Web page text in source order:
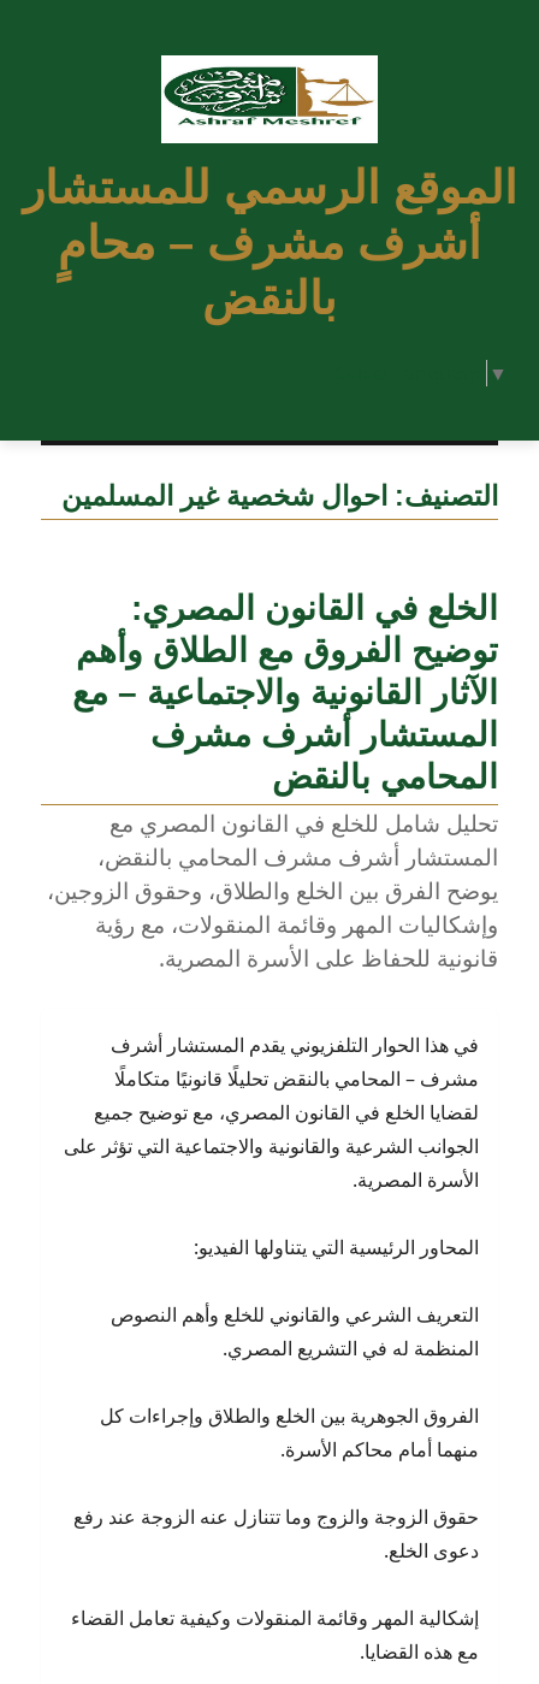
الموقع الرسمي للمستشار
أشرف مشرف – محامٍ
بالنقض
▼
التصنيف: احوال شخصية غير المسلمين
الخلع في القانون المصري:
توضيح الفروق مع الطلاق وأهم
الآثار القانونية والاجتماعية – مع
المستشار أشرف مشرف
المحامي بالنقض
تحليل شامل للخلع في القانون المصري مع
المستشار أشرف مشرف المحامي بالنقض،
يوضح الفرق بين الخلع والطلاق، وحقوق الزوجين،
وإشكاليات المهر وقائمة المنقولات، مع رؤية
قانونية للحفاظ على الأسرة المصرية.
في هذا الحوار التلفزيوني يقدم المستشار أشرف
مشرف – المحامي بالنقض تحليلًا قانونيًا متكاملًا
لقضايا الخلع في القانون المصري، مع توضيح جميع
الجوانب الشرعية والقانونية والاجتماعية التي تؤثر على
الأسرة المصرية.
المحاور الرئيسية التي يتناولها الفيديو:
التعريف الشرعي والقانوني للخلع وأهم النصوص
المنظمة له في التشريع المصري.
الفروق الجوهرية بين الخلع والطلاق وإجراءات كل
منهما أمام محاكم الأسرة.
حقوق الزوجة والزوج وما تتنازل عنه الزوجة عند رفع
دعوى الخلع.
إشكالية المهر وقائمة المنقولات وكيفية تعامل القضاء
مع هذه القضايا.